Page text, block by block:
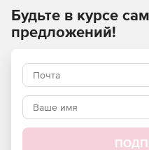
Будьте в курсе
предложений!